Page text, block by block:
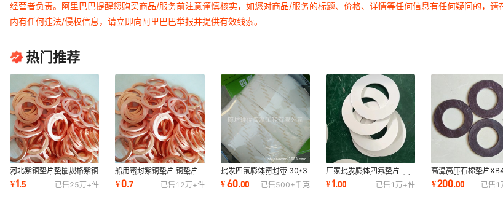
经营者负责。阿里巴巴提醒您购买商品/服务前注意谨慎核实，如您对商品/服务的标题、价格、详情等任何信息有任何疑问的，
内有任何违法/侵权信息，请立即向阿里巴巴举报并提供有效线索。
热门推荐
河北紫铜垫片垫圈规格紫铜
垫200pcs耐腐蚀密封耐高
温防漏耐高压
¥1.5 已售25万+件
船用密封紫铜垫片 铜垫片
紫铜 紫铜组合垫 退火紫铜
垫片
¥0.7 已售 12万+件
批发四氟膨体密封带 30*3
耐高压四氟弹性带 聚四氟
乙烯密封垫
¥60.00 已售500+千克
厂家批发膨体四氟垫片
3MM规格齐全 耐高温耐腐
蚀膨体软四氟垫片
¥1.00 已售 1万+件
高温高压石棉垫片
石棉橡胶垫厂家DN50
垫耐高温价格优惠
¥200.00 已售 1